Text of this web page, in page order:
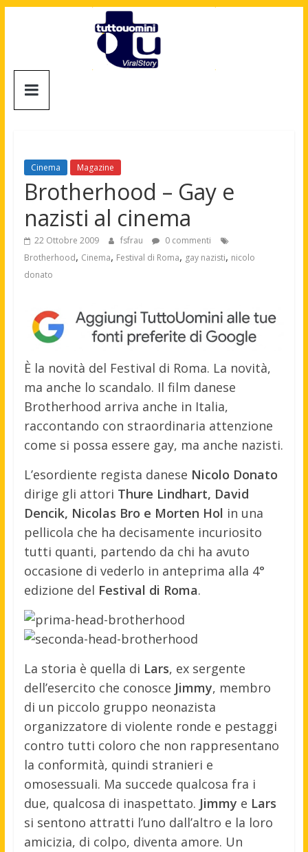
Tuttouomini
Motori,
gay
news
moda
maschile
Cinema Magazine
Brotherhood – Gay e
nazisti al cinema
22 Ottobre 2009 fsfrau
0 commenti
Brotherhood, Cinema, Festival di Roma, gay nazisti, nicolo
donato
È la novità del Festival di Roma. La novità,
ma anche lo scandalo. Il film danese
Brotherhood arriva anche in Italia,
raccontando con straordinaria attenzione
come si possa essere gay, ma anche nazisti.
L’esordiente regista danese Nicolo Donato
dirige gli attori Thure Lindhart, David
Dencik, Nicolas Bro e Morten Hol in una
pellicola che ha decisamente incuriosito
tutti quanti, partendo da chi ha avuto
occasione di vederlo in anteprima alla 4°
edizione del Festival di Roma.
La storia è quella di Lars, ex sergente
dell’esercito che conosce Jimmy, membro
di un piccolo gruppo neonazista
organizzatore di violente ronde e pestaggi
contro tutti coloro che non rappresentano
la conformità, quindi stranieri e
omosessuali. Ma succede qualcosa fra i
due, qualcosa di inaspettato. Jimmy e Lars
si sentono attratti l’uno dall’altro e la loro
amicizia, di colpo, diventa amore. Un